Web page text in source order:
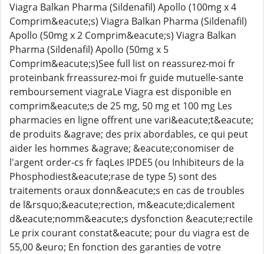
Viagra Balkan Pharma (Sildenafil) Apollo (100mg x 4
Comprim&eacute;s) Viagra Balkan Pharma (Sildenafil)
Apollo (50mg x 2 Comprim&eacute;s) Viagra Balkan
Pharma (Sildenafil) Apollo (50mg x 5
Comprim&eacute;s)See full list on reassurez-moi fr
proteinbank frreassurez-moi fr guide mutuelle-sante
remboursement viagraLe Viagra est disponible en
comprim&eacute;s de 25 mg, 50 mg et 100 mg Les
pharmacies en ligne offrent une vari&eacute;t&eacute;
de produits &agrave; des prix abordables, ce qui peut
aider les hommes &agrave; &eacute;conomiser de
l'argent order-cs fr faqLes IPDE5 (ou Inhibiteurs de la
Phosphodiest&eacute;rase de type 5) sont des
traitements oraux donn&eacute;s en cas de troubles
de l&rsquo;&eacute;rection, m&eacute;dicalement
d&eacute;nomm&eacute;s dysfonction &eacute;rectile
Le prix courant constat&eacute; pour du viagra est de
55,00 &euro; En fonction des garanties de votre